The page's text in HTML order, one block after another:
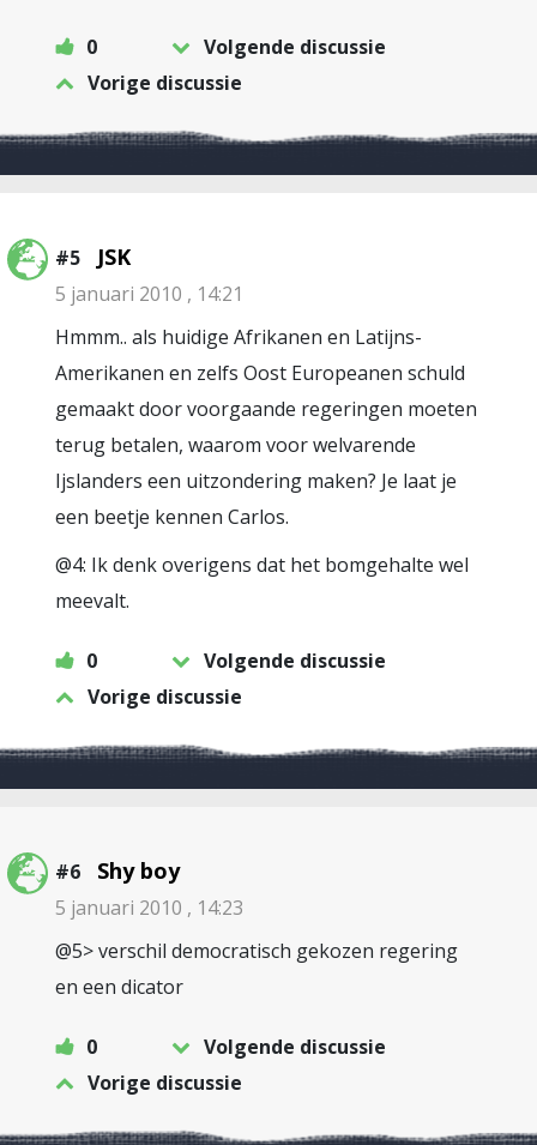
0
Volgende discussie
Vorige discussie
#5 JSK
5 januari 2010 , 14:21
Hmmm.. als huidige Afrikanen en Latijns-
Amerikanen en zelfs Oost Europeanen schuld
gemaakt door voorgaande regeringen moeten
terug betalen, waarom voor welvarende
Ijslanders een uitzondering maken? Je laat je
een beetje kennen Carlos.
@4: Ik denk overigens dat het bomgehalte wel
meevalt.
0
Volgende discussie
Vorige discussie
#6 Shy boy
5 januari 2010 , 14:23
@5> verschil democratisch gekozen regering
en een dicator
0
Volgende discussie
Vorige discussie